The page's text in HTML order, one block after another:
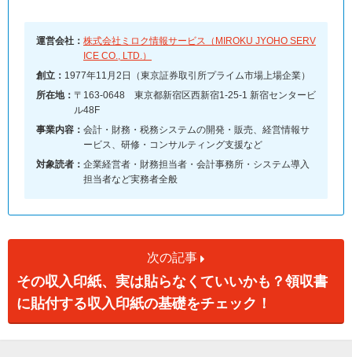
運営会社： 株式会社ミロク情報サービス（MIROKU JYOHO SERV
ICE CO., LTD.）
創立： 1977年11月2日（東京証券取引所プライム市場上場企業）
所在地： 〒163-0648 東京都新宿区西新宿1-25-1 新宿センタービ
ル48F
事業内容： 会計・財務・税務システムの開発・販売、経営情報サ
ービス、研修・コンサルティング支援など
対象読者： 企業経営者・財務担当者・会計事務所・システム導入
担当者など実務者全般
次の記事
その収入印紙、実は貼らなくていいかも？領収書
に貼付する収入印紙の基礎をチェック！